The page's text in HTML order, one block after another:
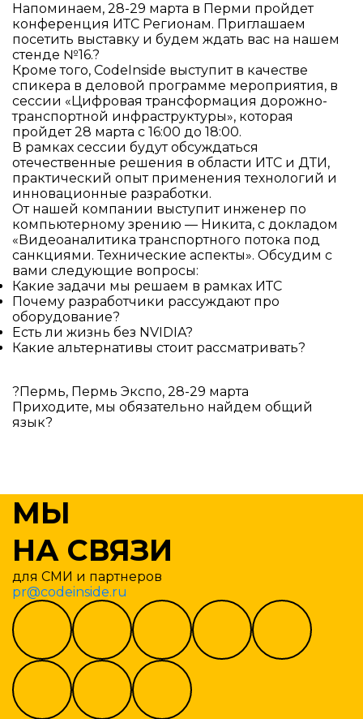
Напоминаем, 28-29 марта в Перми пройдет
конференция ИТС Регионам. Приглашаем
посетить выставку и будем ждать вас на нашем
стенде №16.?
Кроме того, CodeInside выступит в качестве
спикера в деловой программе мероприятия, в
сессии «Цифровая трансформация дорожно-
транспортной инфраструктуры», которая
пройдет 28 марта с 16:00 до 18:00.
В рамках сессии будут обсуждаться
отечественные решения в области ИТС и ДТИ,
практический опыт применения технологий и
инновационные разработки.
От нашей компании выступит инженер по
компьютерному зрению — Никита, с докладом
«Видеоаналитика транспортного потока под
санкциями. Технические аспекты». Обсудим с
вами следующие вопросы:
Какие задачи мы решаем в рамках ИТС
Почему разработчики рассуждают про
оборудование?
Есть ли жизнь без NVIDIA?
Какие альтернативы стоит рассматривать?
?Пермь, Пермь Экспо, 28-29 марта
Приходите, мы обязательно найдем общий
язык?
МЫ
НА СВЯЗИ
для СМИ и партнеров
pr@codeinside.ru